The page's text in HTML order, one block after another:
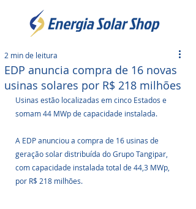
EDP anuncia compra de 16 novas
usinas solares por R$ 218 milhões
2 min de leitura
Usinas estão localizadas em cinco Estados e
somam 44 MWp de capacidade instalada.
A EDP anunciou a compra de 16 usinas de
geração solar distribuída do Grupo Tangipar,
com capacidade instalada total de 44,3 MWp,
por R$ 218 milhões.